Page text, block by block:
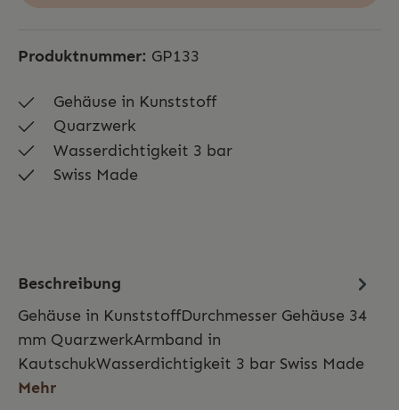
Produktnummer: GP133
Gehäuse in Kunststoff
Quarzwerk
Wasserdichtigkeit 3 bar
Swiss Made
Beschreibung
Gehäuse in KunststoffDurchmesser Gehäuse 34
mm QuarzwerkArmband in
KautschukWasserdichtigkeit 3 bar Swiss Made
Mehr